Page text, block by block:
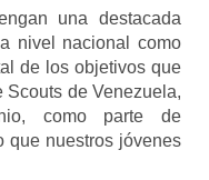
una destacada
nivel nacional como
de los objetivos que
Scouts de Venezuela,
como parte de
que nuestros jóvenes